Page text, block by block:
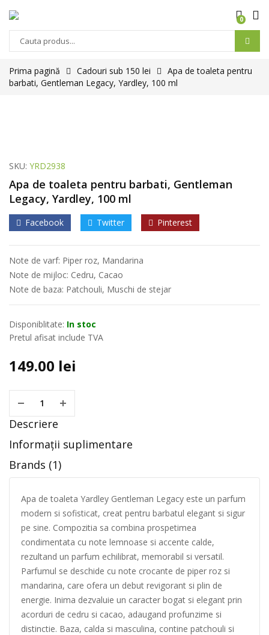
0
Prima pagină Cadouri sub 150 lei
Apa de toaleta pentru
barbati, Gentleman Legacy, Yardley, 100 ml
SKU: YRD2938
Apa de toaleta pentru barbati, Gentleman
Legacy, Yardley, 100 ml
Facebook Twitter Pinterest
Note de varf: Piper roz, Mandarina
Note de mijloc: Cedru, Cacao
Note de baza: Patchouli, Muschi de stejar
Disponiblitate: In stoc
Pretul afisat include TVA
149.00 lei
Descriere
Informații suplimentare
Brands (1)
Apa de toaleta Yardley Gentleman Legacy este un parfum
modern si sofisticat, creat pentru barbatul elegant si sigur
pe sine. Compozitia sa combina prospetimea
condimentata cu note lemnoase si accente calde,
rezultand un parfum echilibrat, memorabil si versatil.
Parfumul se deschide cu note crocante de piper roz si
mandarina, care ofera un debut revigorant si plin de
energie. Inima dezvaluie un caracter bogat si elegant prin
acorduri de cedru si cacao, adaugand profunzime si
distinctie. Baza, calda si masculina, contine patchouli si